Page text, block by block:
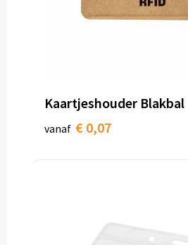
Kaartjeshouder Blakbal
vanaf € 0,07